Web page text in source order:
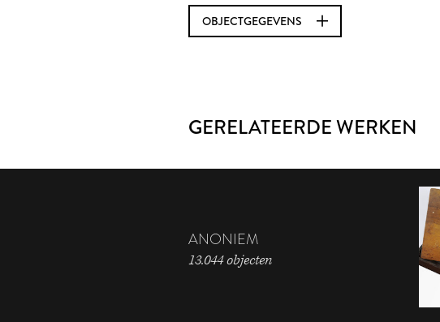
OBJECTGEGEVENS
GERELATEERDE WERKEN
ANONIEM
13.044 objecten